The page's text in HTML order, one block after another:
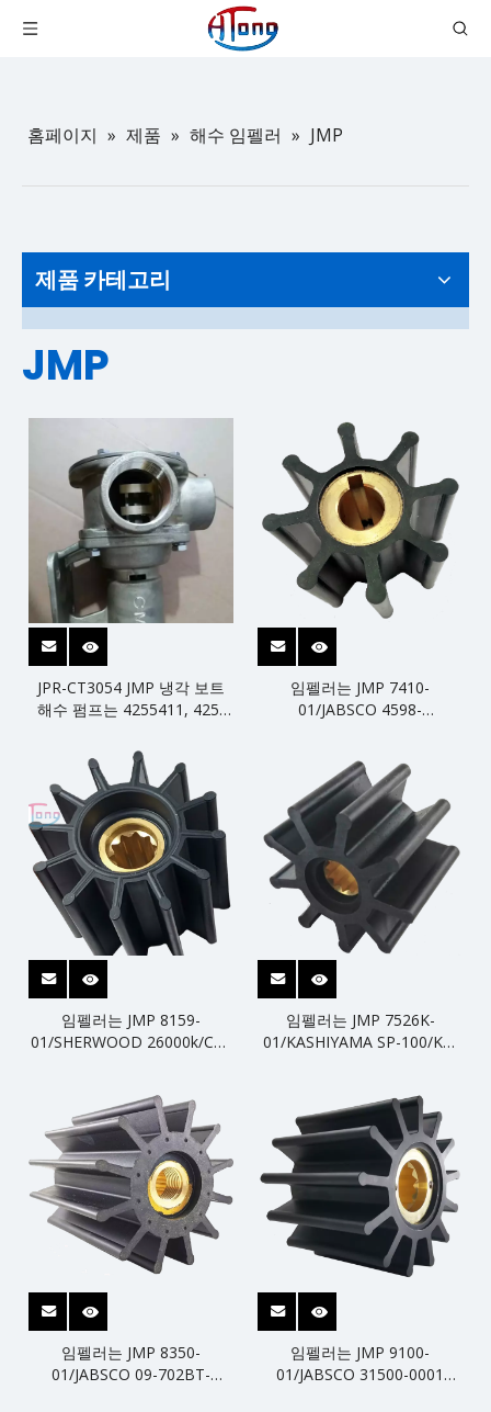
홈페이지 » 제품 » 해수 임펠러 » JMP
제품 카테고리
JMP
JPR-CT3054 JMP 냉각 보트
해수 펌프는 4255411, 425-
W100000을 대체합니다.
임펠러는 JMP 7410-
01/JABSCO 4598-
합니다.
임펠러는 JMP 8159-
01/SHERWOOD 26000k/CEF
임펠러는 JMP 7526K-
01/KASHIYAMA SP-100/KP-
임펠러는 JMP 8350-
01/JABSCO 09-702BT-
임펠러는 JMP 9100-
01/JABSCO 31500-0001